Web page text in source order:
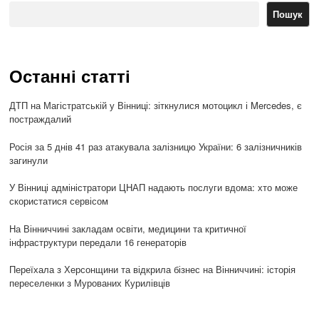
Пошук
Останні статті
ДТП на Магістратській у Вінниці: зіткнулися мотоцикл і Mercedes, є
постраждалий
Росія за 5 днів 41 раз атакувала залізницю України: 6 залізничників
загинули
У Вінниці адміністратори ЦНАП надають послуги вдома: хто може
скористатися сервісом
На Вінниччині закладам освіти, медицини та критичної
інфраструктури передали 16 генераторів
Переїхала з Херсонщини та відкрила бізнес на Вінниччині: історія
переселенки з Мурованих Курилівців